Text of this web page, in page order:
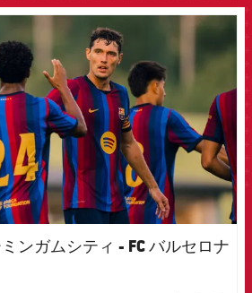
FCB Barcelona badge
ンガムシティ - FC バルセロナ